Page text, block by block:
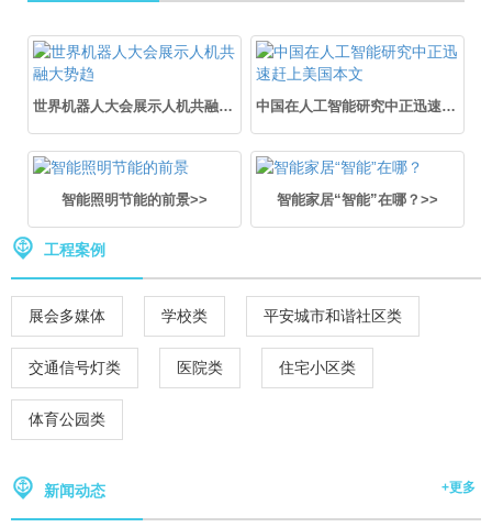
世界机器人大会展示人机共融大势趋>> 中国在人工智能研究中正迅速赶上美国本文>>
智能照明节能的前景>> 智能家居“智能”在哪？>>
工程案例
展会多媒体 学校类 平安城市和谐社区类
交通信号灯类 医院类 住宅小区类
体育公园类
新闻动态 +更多